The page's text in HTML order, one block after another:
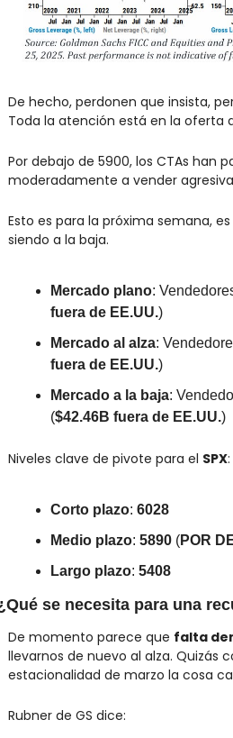
De hecho, perdonen que insista,
Toda la atención está en la oferta
Por debajo de 5900, los CTAs han
moderadamente a vender
Esto es para la próxima semana,
siendo a la baja.
Mercado plano:
fuera de EE.UU.)
Mercado al alza:
fuera de EE.UU.)
Mercado a la baja:
($42.46B fuera de EE.UU.)
Niveles clave de pivote para el SPX:
Corto plazo: 6028
Medio plazo: 5890 (POR
Largo plazo: 5408
se necesita para una
De momento parece que falta
llevarnos de nuevo al alza. Quizás
estacionalidad de marzo la cosa
Rubner de GS dice: